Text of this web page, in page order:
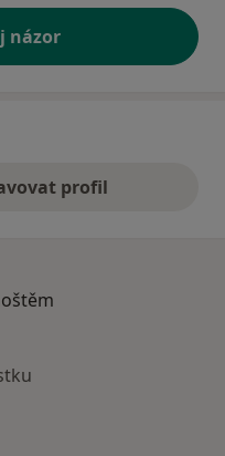
názor
profil